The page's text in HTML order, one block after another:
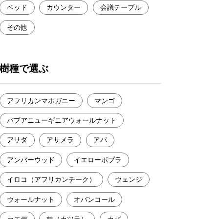
ベッド カウンター 会議テーブル
その他
樹種で選ぶ
アフリカンマホガニー マンゴ
パプアニューギニアウォールナット
アサダ アサメラ アパ
アンバーウッド イエローポプラ
イロコ（アフリカンチーク） ウェンジ
ウォールナット オバンコール